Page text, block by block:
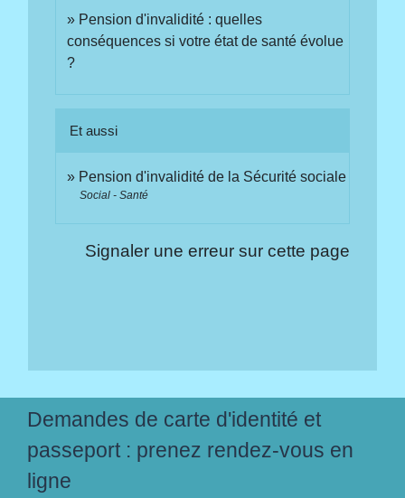
Pension d'invalidité : quelles
conséquences si votre état de santé évolue
?
Et aussi
Pension d'invalidité de la Sécurité sociale
Social - Santé
Signaler une erreur sur cette page
Demandes de carte d'identité et
passeport : prenez rendez-vous en
ligne